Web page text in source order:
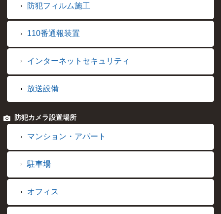
防犯フィルム施工
110番通報装置
インターネットセキュリティ
放送設備
防犯カメラ設置場所
マンション・アパート
駐車場
オフィス